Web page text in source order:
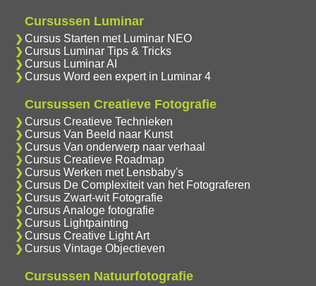
Cursussen Luminar
Cursus Starten met Luminar NEO
Cursus Luminar Tips & Tricks
Cursus Luminar AI
Cursus Word een expert in Luminar 4
Cursussen Creatieve Fotografie
Cursus Creatieve Technieken
Cursus Van Beeld naar Kunst
Cursus Van onderwerp naar verhaal
Cursus Creatieve Roadmap
Cursus Werken met Lensbaby's
Cursus De Complexiteit van het Fotograferen
Cursus Zwart-wit Fotografie
Cursus Analoge fotografie
Cursus Lightpainting
Cursus Creative Light Art
Cursus Vintage Objectieven
Cursussen Natuurfotografie